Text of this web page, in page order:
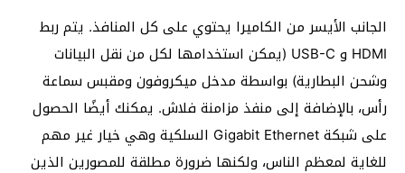
الجانب الأيسر من الكاميرا يحتوي على كل المنافذ. يتم ربط
HDMI و USB-C (يمكن استخدامها لكل من نقل البيانات
وشحن البطارية) بواسطة مدخل ميكروفون ومقبس سماعة
رأس، بالإضافة إلى منفذ مزامنة فلاش. يمكنك أيضًا الحصول
على شبكة Gigabit Ethernet السلكية وهي خيار غير مهم
للغاية لمعظم الناس، ولكنها ضرورة مطلقة للمصورين الذين